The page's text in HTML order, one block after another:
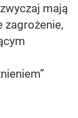
mają